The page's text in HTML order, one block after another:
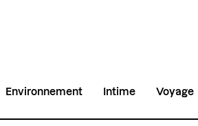
Environnement Intime Voyage